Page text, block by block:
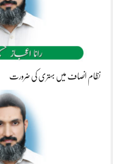
نظام انصاف میں بہتری کی ضرورت